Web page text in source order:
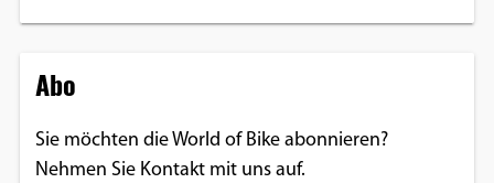
Abo
Sie möchten die World of Bike abonnieren?
Nehmen Sie Kontakt mit uns auf.